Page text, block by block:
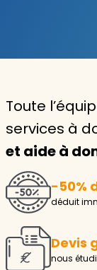
Aide à la
Seniors
Voir tous les
Toute
services à
et aide à
-50%
déduit
Devis
nous